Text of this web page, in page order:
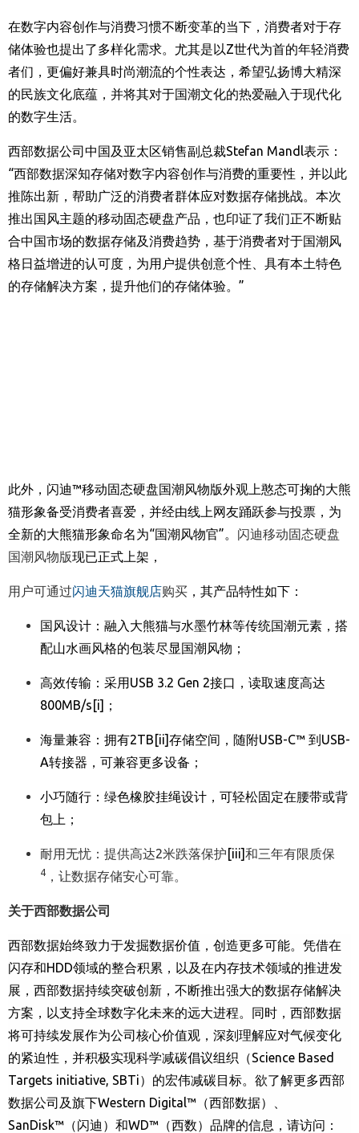
在数字内容创作与消费习惯不断变革的当下，消费者对于存
储体验也提出了多样化需求。尤其是以Z世代为首的年轻消费
者们，更偏好兼具时尚潮流的个性表达，希望弘扬博大精深
的民族文化底蕴，并将其对于国潮文化的热爱融入于现代化
的数字生活。
西部数据公司中国及亚太区销售副总裁Stefan Mandl表示：
“西部数据深知存储对数字内容创作与消费的重要性，并以此
推陈出新，帮助广泛的消费者群体应对数据存储挑战。本次
推出国风主题的移动固态硬盘产品，也印证了我们正不断贴
合中国市场的数据存储及消费趋势，基于消费者对于国潮风
格日益增进的认可度，为用户提供创意个性、具有本土特色
的存储解决方案，提升他们的存储体验。”
此外，闪迪™移动固态硬盘国潮风物版外观上憨态可掬的大熊
猫形象备受消费者喜爱，并经由线上网友踊跃参与投票，为
全新的大熊猫形象命名为“国潮风物官”。 闪迪移动固态硬盘
国潮风物版现已正式上架，
用户可通过闪迪天猫旗舰店购买 ，其产品特性如下：
国风设计：融入大熊猫与水墨竹林等传统国潮元素，搭
配山水画风格的包装尽显国潮风物；
高效传输：采用USB 3.2 Gen 2接口，读取速度高达
800MB/s [i] ；
海量兼容：拥有2TB [ii]存储空间，随附USB-C™ 到USB-
A转接器，可兼容更多设备；
小巧随行：绿色橡胶挂绳设计，可轻松固定在腰带或背
包上；
耐用无忧：提供高达2米跌落保护 [iii]和三年有限质保
4 ，让数据存储安心可靠。
关于西部数据公司
西部数据始终致力于发掘数据价值，创造更多可能。凭借在
闪存和HDD领域的整合积累，以及在内存技术领域的推进发
展，西部数据持续突破创新，不断推出强大的数据存储解决
方案，以支持全球数字化未来的远大进程。同时，西部数据
将可持续发展作为公司核心价值观，深刻理解应对气候变化
的紧迫性，并积极实现科学减碳倡议组织（Science Based
Targets initiative, SBTi）的宏伟减碳目标。欲了解更多西部
数据公司及旗下Western Digital™ （西部数据）、
SanDisk™ （闪迪）和WD™ （西数）品牌的信息，请访问：